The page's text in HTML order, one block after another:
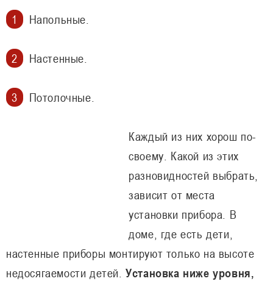
Напольные.
Настенные.
Потолочные.
Каждый из них хорош по-
своему. Какой из этих
разновидностей выбрать,
зависит от места
установки прибора. В
доме, где есть дети,
настенные приборы монтируют только на высоте
недосягаемости детей.Установка ниже уровня,